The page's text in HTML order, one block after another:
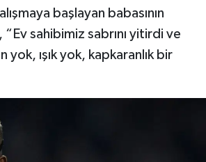
başlayan babasının
sahibimiz sabrını yitirdi ve
ışık yok, kapkaranlık bir